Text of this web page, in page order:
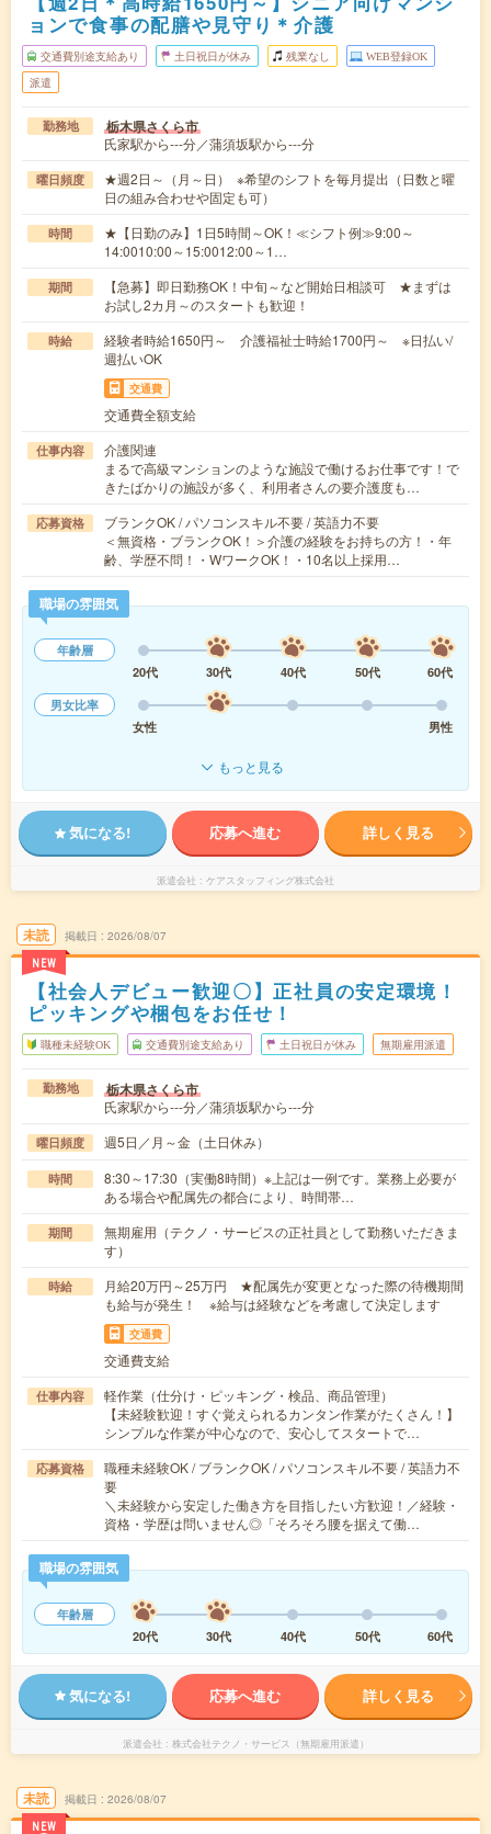
ョンで食事の配膳や見守り＊介護
交通費別途支給あり 土日祝日が休み 残業なし WEB登録OK
派遣
勤務地 栃木県さくら市
氏家駅から---分／蒲須坂駅から---分
曜日頻度
★週2日～（月～日） ※希望のシフトを毎月提出（日数と曜
日の組み合わせや固定も可）
時間
★【日勤のみ】1日5時間～OK！≪シフト例≫9:00～
14:0010:00～15:0012:00～1…
期間
【急募】即日勤務OK！中旬～など開始日相談可 ★まずは
お試し2カ月～のスタートも歓迎！
時給
経験者時給1650円～ 介護福祉士時給1700円～ ※日払い/
週払いOK
交通費
交通費全額支給
仕事内容
介護関連
まるで高級マンションのような施設で働けるお仕事です！で
きたばかりの施設が多く、利用者さんの要介護度も…
応募資格
ブランクOK / パソコンスキル不要 / 英語力不要
＜無資格・ブランクOK！＞介護の経験をお持ちの方！・年
齢、学歴不問！・WワークOK！・10名以上採用…
職場の雰囲気
年齢層
20代
30代 40代 50代
60代
男女比率
女性
男性
もっと見る
気になる! 応募へ進む 詳しく見る
派遣会社 ケアスタッフィング株式会社
未読
NEW
掲載日 2026/08/07
【社会人デビュー歓迎〇】正社員の安定環境！
ピッキングや梱包をお任せ！
職種未経験OK 交通費別途支給あり 土日祝日が休み 無期雇用派遣
勤務地 栃木県さくら市
氏家駅から---分／蒲須坂駅から---分
曜日頻度 週5日／月～金（土日休み）
時間
8:30～17:30（実働8時間）※上記は一例です。業務上必要が
ある場合や配属先の都合により、時間帯…
期間
無期雇用（テクノ・サービスの正社員として勤務いただきま
す）
時給
月給20万円～25万円 ★配属先が変更となった際の待機期間
も給与が発生！ ※給与は経験などを考慮して決定します
交通費
交通費支給
仕事内容
軽作業（仕分け・ピッキング・検品、商品管理）
【未経験歓迎！すぐ覚えられるカンタン作業がたくさん！】
シンプルな作業が中心なので、安心してスタートで…
応募資格
職種未経験OK / ブランクOK / パソコンスキル不要 / 英語力不
要
＼未経験から安定した働き方を目指したい方歓迎！／経験・
資格・学歴は問いません◎「そろそろ腰を据えて働…
職場の雰囲気
年齢層
20代
30代 40代 50代 60代
気になる! 応募へ進む 詳しく見る
派遣会社 株式会社テクノ・サービス（無期雇用派遣）
未読
NEW
掲載日 2026/08/07